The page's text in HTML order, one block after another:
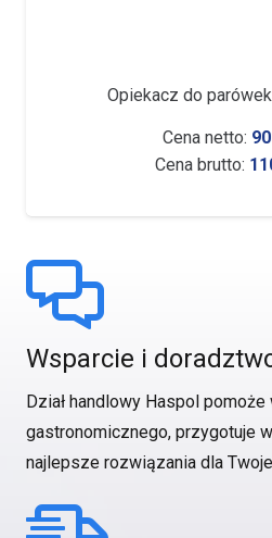
Opiekacz do
Cena netto:
Cena brutto:
Wsparcie i
Dział handlowy Haspol
gastronomicznego, przygotuje
najlepsze rozwiązania dla